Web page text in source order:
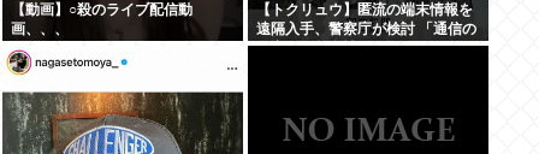
【動画】○殺のライブ配信動
画、、、
【トクリュウ】匿流の端末情報を
遠隔入手、警察庁が検討 「通信の
秘密」と整合性は